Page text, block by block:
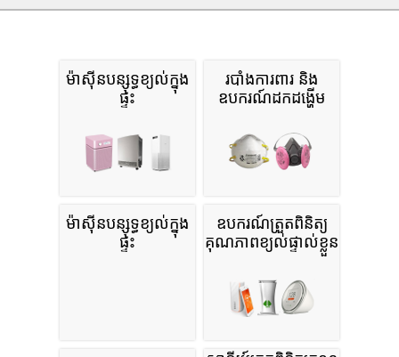
ម៉ាស៊ីនបន្សុទ្ធខ្យល់ក្នុង
ផ្ទះ
របាំងការពារ និង
ឧបករណ៍ដកដង្ហើម
ម៉ាស៊ីនបន្សុទ្ធខ្យល់ក្នុង
ផ្ទះ
ឧបករណ៍ត្រួតពិនិត្យ
គុណភាពខ្យល់ផ្ទាល់ខ្លួន